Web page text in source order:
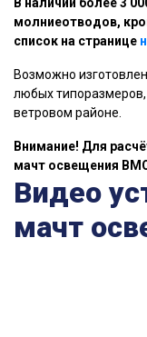
молниеотводов,
список на странице
Возможно
любых
ветровом районе.
Внимание! Для
мачт освещения
Видео
мачт